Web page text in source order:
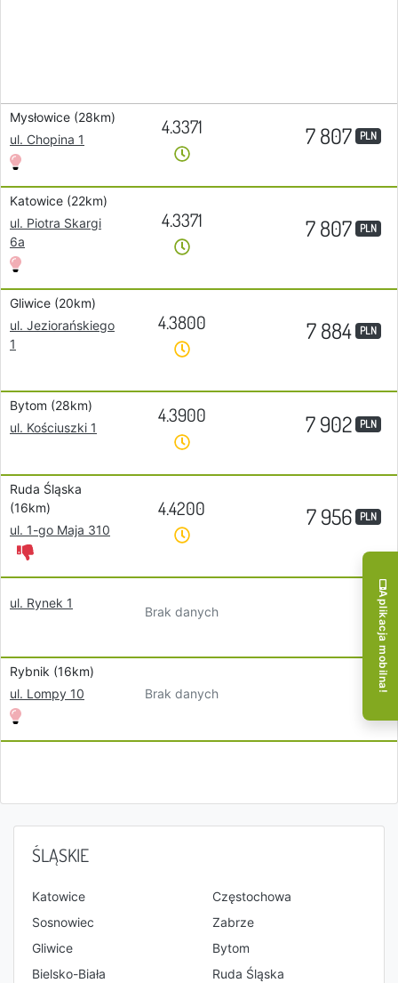
Mysłowice (28km)
ul. Chopina 1
4.3371 7 807 PLN
Katowice (22km)
ul. Piotra Skargi
6a
4.3371 7 807 PLN
Gliwice (20km)
ul. Jeziorańskiego
1
4.3800 7 884 PLN
Bytom (28km)
ul. Kościuszki 1
4.3900 7 902 PLN
Ruda Śląska
(16km)
ul. 1-go Maja 310
4.4200 7 956 PLN
ul. Rynek 1
Brak danych
Rybnik (16km)
ul. Lompy 10
Brak danych
ŚLĄSKIE
Katowice
Częstochowa
Sosnowiec
Zabrze
Gliwice
Bytom
Bielsko-Biała
Ruda Śląska
Aplikacja mobilna!